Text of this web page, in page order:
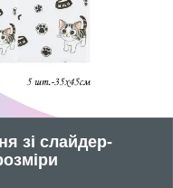
зі слайдер-